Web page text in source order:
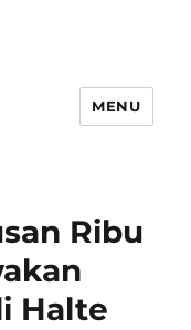
MENU
Ribu
Halte